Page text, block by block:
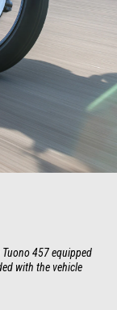
457 equipped
with the vehicle